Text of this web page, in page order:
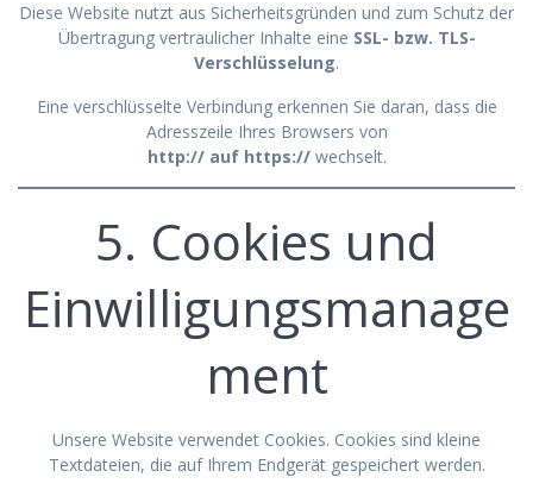
Diese Website nutzt aus Sicherheitsgründen und zum Schutz der
Übertragung vertraulicher Inhalte eine SSL- bzw. TLS-
Verschlüsselung.
Eine verschlüsselte Verbindung erkennen Sie daran, dass die
Adresszeile Ihres Browsers von
http:// auf https://wechselt.
5. Cookies und
Einwilligungsmanage
ment
Unsere Website verwendet Cookies. Cookies sind kleine
Textdateien, die auf Ihrem Endgerät gespeichert werden.